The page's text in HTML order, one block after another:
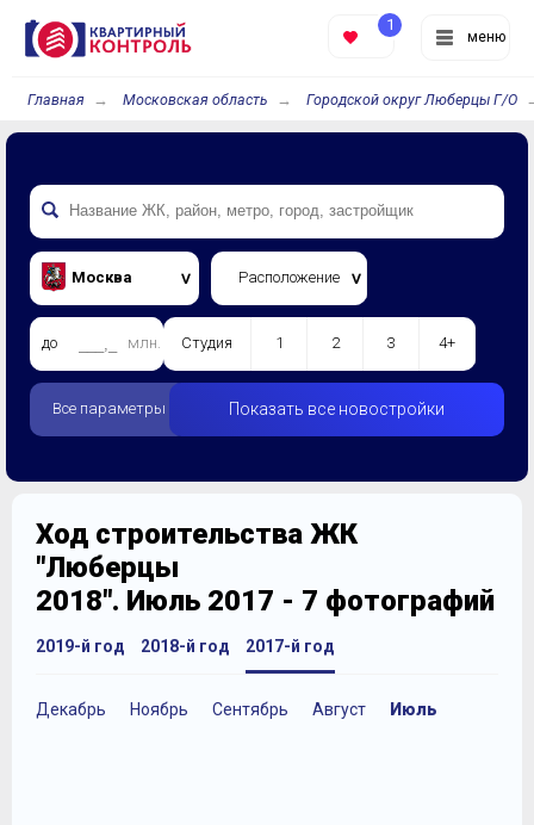
меню
1
Главная Московская область Городской округ Люберцы Г/О
Москва Расположение
до млн. Студия 1 2 3 4+
Все параметры Показать все новостройки
Ход строительства ЖК
"Люберцы
2018". Июль 2017 - 7 фотографий
2019-й год 2018-й год 2017-й год
Декабрь Ноябрь Сентябрь Август Июль